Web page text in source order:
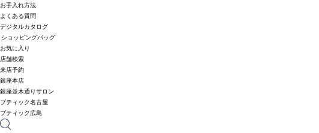
お手入れ方法
よくある質問
デジタルカタログ
ショッピングバッグ
お気に入り
店舗検索
来店予約
銀座本店
銀座並木通りサロン
ブティック名古屋
ブティック広島